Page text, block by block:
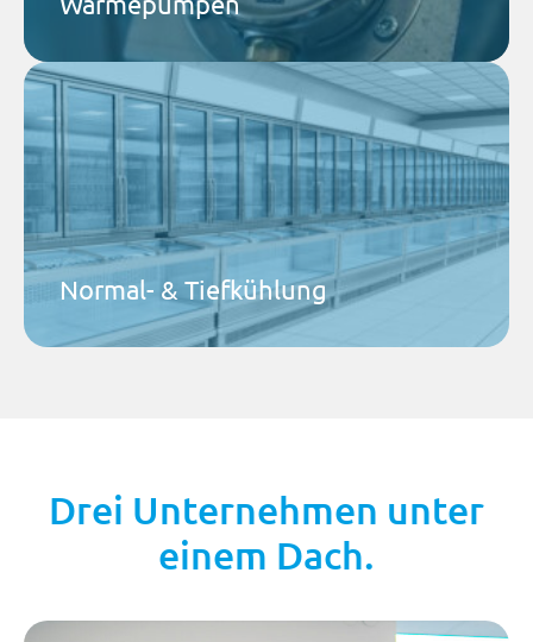
Normal- & Tiefkühlung
Airtec Kältetechnik GmbH
Von der Kühltheke bis zur Industriekälte – wir liefern
maßgeschneiderte Kühllösungen für jeden Bedarf.
Mehr dazu
Drei Unternehmen unter
einem Dach.